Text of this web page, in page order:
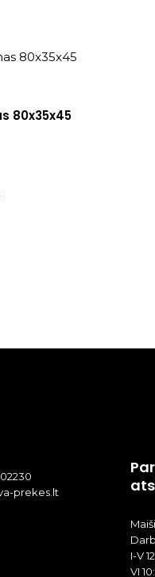
80x35x45
prekes.lt
I-V
VI